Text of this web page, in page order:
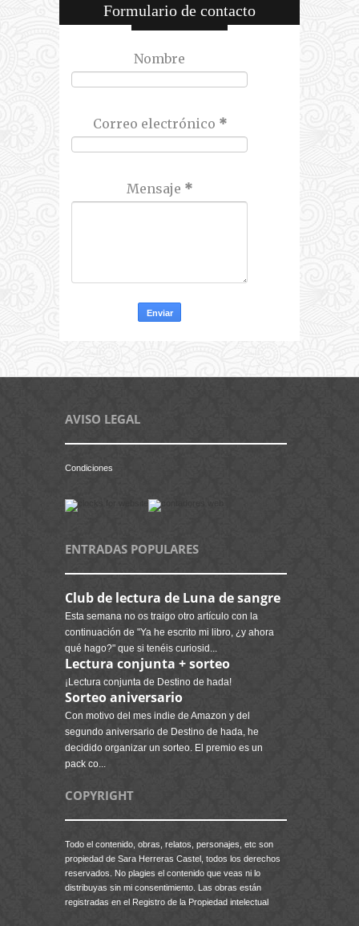
Formulario de contacto
Nombre
Correo electrónico *
Mensaje *
AVISO LEGAL
Condiciones
ENTRADAS POPULARES
Club de lectura de Luna de sangre
Esta semana no os traigo otro artículo con la
continuación de "Ya he escrito mi libro, ¿y ahora
qué hago?" que si tenéis curiosid...
Lectura conjunta + sorteo
¡Lectura conjunta de Destino de hada!
Sorteo aniversario
Con motivo del mes indie de Amazon y del
segundo aniversario de Destino de hada, he
decidido organizar un sorteo. El premio es un
pack co...
COPYRIGHT
Todo el contenido, obras, relatos, personajes, etc son
propiedad de Sara Herreras Castel, todos los derechos
reservados. No plagies el contenido que veas ni lo
distribuyas sin mi consentimiento. Las obras están
registradas en el Registro de la Propiedad intelectual